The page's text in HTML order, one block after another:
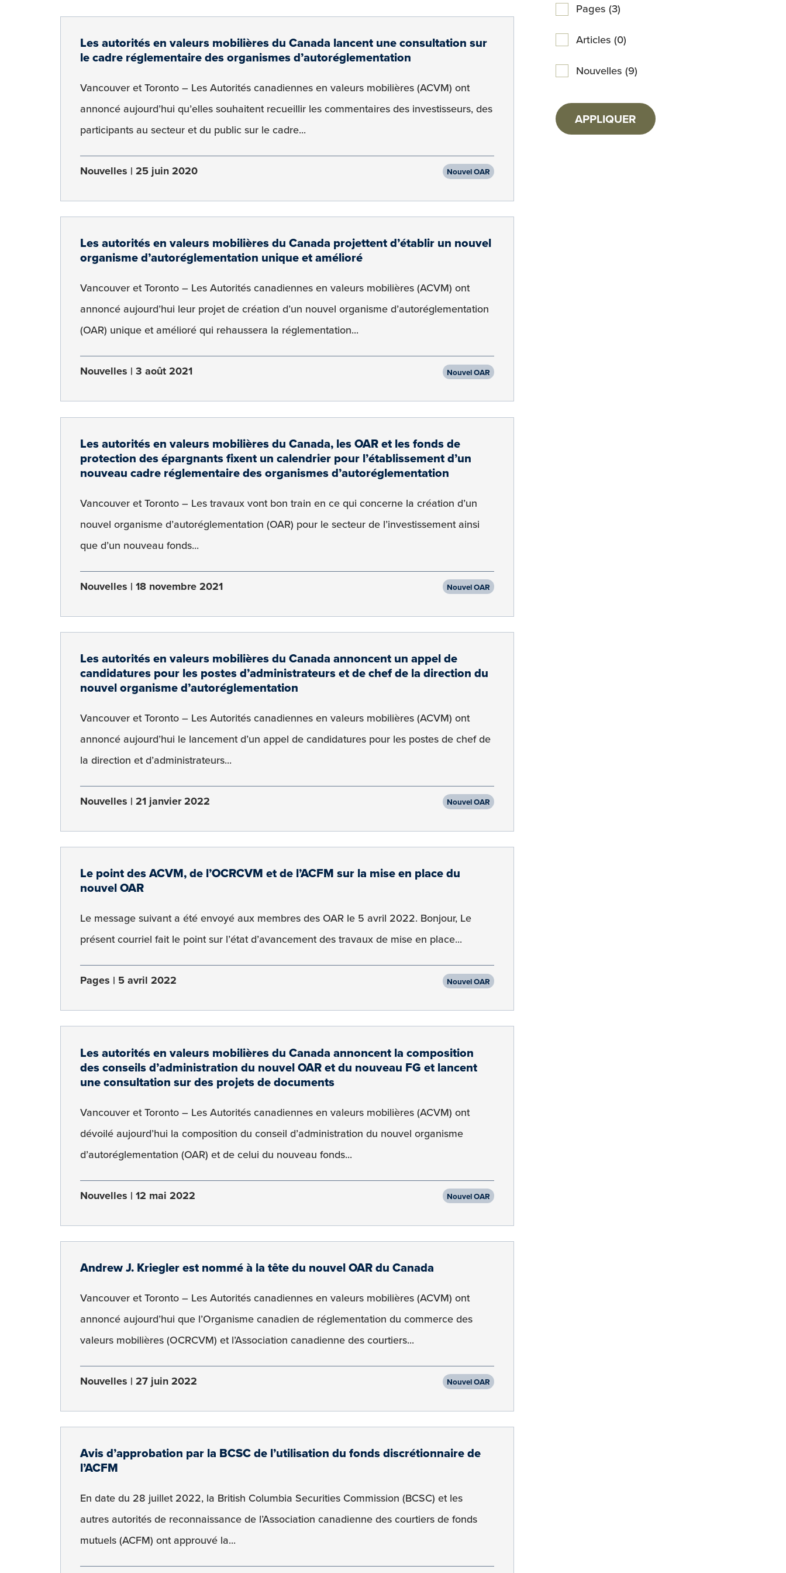
Pages (3)
Articles (0)
Nouvelles (9)
APPLIQUER
Les autorités en valeurs mobilières du Canada lancent une consultation sur
le cadre réglementaire des organismes d’autoréglementation
Vancouver et Toronto – Les Autorités canadiennes en valeurs mobilières (ACVM) ont
annoncé aujourd’hui qu’elles souhaitent recueillir les commentaires des investisseurs, des
participants au secteur et du public sur le cadre...
Nouvelles 25 juin 2020 Nouvel OAR
Les autorités en valeurs mobilières du Canada projettent d’établir un nouvel
organisme d’autoréglementation unique et amélioré
Vancouver et Toronto – Les Autorités canadiennes en valeurs mobilières (ACVM) ont
annoncé aujourd’hui leur projet de création d’un nouvel organisme d’autoréglementation
(OAR) unique et amélioré qui rehaussera la réglementation...
Nouvelles 3 août 2021 Nouvel OAR
Les autorités en valeurs mobilières du Canada, les OAR et les fonds de
protection des épargnants fixent un calendrier pour l’établissement d’un
nouveau cadre réglementaire des organismes d’autoréglementation
Vancouver et Toronto – Les travaux vont bon train en ce qui concerne la création d’un
nouvel organisme d’autoréglementation (OAR) pour le secteur de l’investissement ainsi
que d’un nouveau fonds...
Nouvelles 18 novembre 2021 Nouvel OAR
Les autorités en valeurs mobilières du Canada annoncent un appel de
candidatures pour les postes d’administrateurs et de chef de la direction du
nouvel organisme d’autoréglementation
Vancouver et Toronto – Les Autorités canadiennes en valeurs mobilières (ACVM) ont
annoncé aujourd’hui le lancement d’un appel de candidatures pour les postes de chef de
la direction et d’administrateurs...
Nouvelles 21 janvier 2022 Nouvel OAR
Le point des ACVM, de l’OCRCVM et de l’ACFM sur la mise en place du
nouvel OAR
Le message suivant a été envoyé aux membres des OAR le 5 avril 2022. Bonjour, Le
présent courriel fait le point sur l’état d’avancement des travaux de mise en place...
Pages 5 avril 2022 Nouvel OAR
Les autorités en valeurs mobilières du Canada annoncent la composition
des conseils d’administration du nouvel OAR et du nouveau FG et lancent
une consultation sur des projets de documents
Vancouver et Toronto – Les Autorités canadiennes en valeurs mobilières (ACVM) ont
dévoilé aujourd’hui la composition du conseil d’administration du nouvel organisme
d’autoréglementation (OAR) et de celui du nouveau fonds...
Nouvelles 12 mai 2022 Nouvel OAR
Andrew J. Kriegler est nommé à la tête du nouvel OAR du Canada
Vancouver et Toronto – Les Autorités canadiennes en valeurs mobilières (ACVM) ont
annoncé aujourd’hui que l’Organisme canadien de réglementation du commerce des
valeurs mobilières (OCRCVM) et l’Association canadienne des courtiers...
Nouvelles 27 juin 2022 Nouvel OAR
Avis d’approbation par la BCSC de l’utilisation du fonds discrétionnaire de
l’ACFM
En date du 28 juillet 2022, la British Columbia Securities Commission (BCSC) et les
autres autorités de reconnaissance de l’Association canadienne des courtiers de fonds
mutuels (ACFM) ont approuvé la...